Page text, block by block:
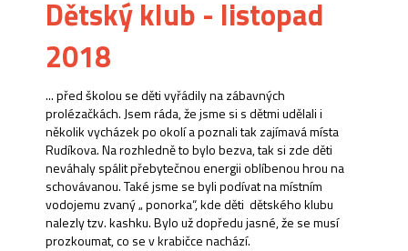
Dětský klub - listopad
2018
... před školou se děti vyřádily na zábavných
prolézačkách. Jsem ráda, že jsme si s dětmi udělali i
několik vycházek po okolí a poznali tak zajímavá místa
Rudíkova. Na rozhledně to bylo bezva, tak si zde děti
neváhaly spálit přebytečnou energii oblíbenou hrou na
schovávanou. Také jsme se byli podívat na místním
vodojemu zvaný „ ponorka“, kde děti dětského klubu
nalezly tzv. kashku. Bylo už dopředu jasné, že se musí
prozkoumat, co se v krabičce nachází.